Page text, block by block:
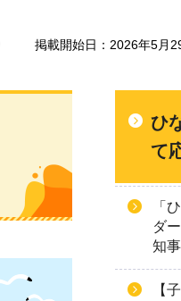
掲載開始日：2026年5月
ひ
て
「
ダ
知
【